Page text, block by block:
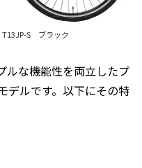
T13JP-S ブラック
ルな機能性を両立したプ
デルです。以下にその特